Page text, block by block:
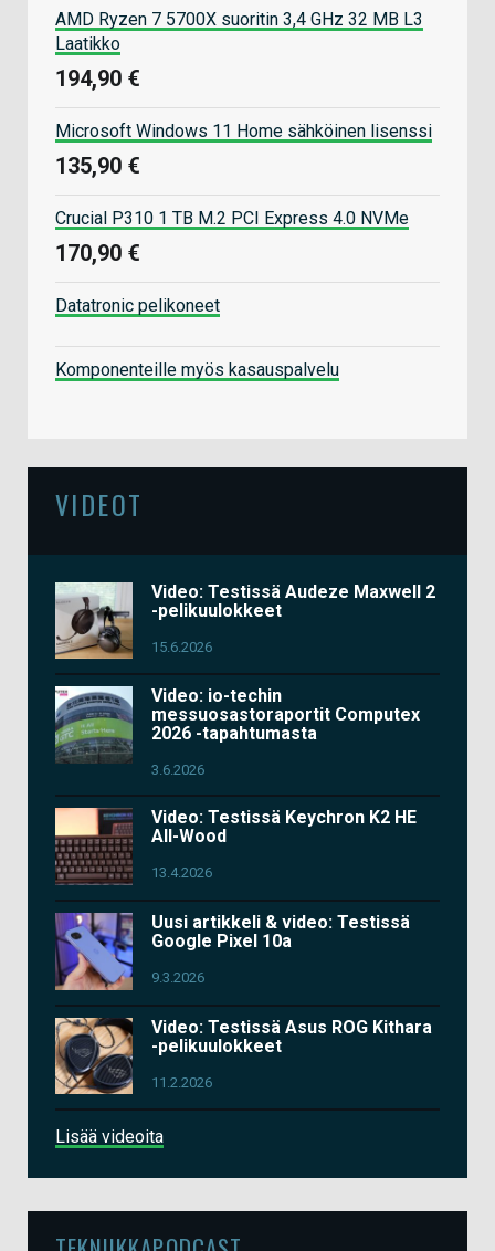
AMD Ryzen 7 5700X suoritin 3,4 GHz 32 MB L3
Laatikko
194,90 €
Microsoft Windows 11 Home sähköinen lisenssi
135,90 €
Crucial P310 1 TB M.2 PCI Express 4.0 NVMe
170,90 €
Datatronic pelikoneet
Komponenteille myös kasauspalvelu
VIDEOT
Video: Testissä Audeze Maxwell 2
-pelikuulokkeet
15.6.2026
Video: io-techin
messuosastoraportit Computex
2026 -tapahtumasta
3.6.2026
Video: Testissä Keychron K2 HE
All-Wood
13.4.2026
Uusi artikkeli & video: Testissä
Google Pixel 10a
9.3.2026
Video: Testissä Asus ROG Kithara
-pelikuulokkeet
11.2.2026
Lisää videoita